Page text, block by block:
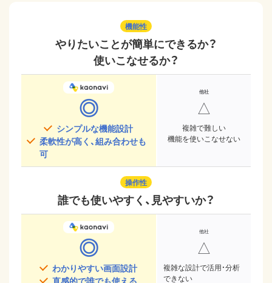
機能性
やりたいことが簡単にできるか？
使いこなせるか？
◎
シンプルな機能設計
柔軟性が高く、組み合わせも
可
△
複雑で難しい
機能を使いこなせない
操作性
誰でも使いやすく、見やすいか？
◎
わかりやすい画面設計
直感的で誰でも使える
△
複雑な設計で活用・分析
できない